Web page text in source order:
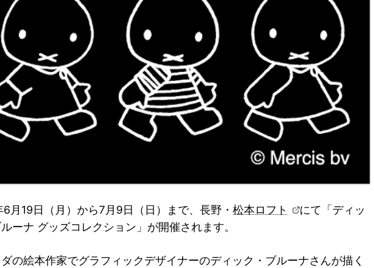
6月19日（月）から7月9日（日）まで、長野・ 松本ロフト
にて「ディッ
ーナ グッズコレクション」が開催されます。
の絵本作家でグラフィックデザイナーのディック・ブルーナさんが描く